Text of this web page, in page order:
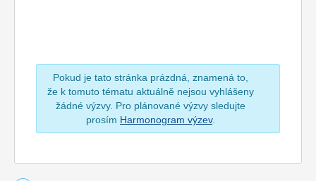
Pokud je tato stránka prázdná, znamená to,
že k tomuto tématu aktuálně nejsou vyhlášeny
žádné výzvy. Pro plánované výzvy sledujte
prosím Harmonogram výzev.